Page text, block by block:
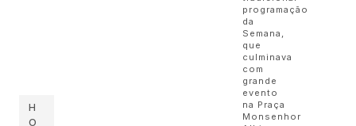
H
O
programação
da
Semana,
que
culminava
com
grande
evento
na Praça
Monsenhor